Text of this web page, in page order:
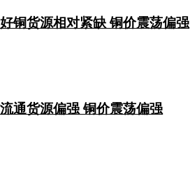
铜货源相对紧缺 铜价震荡偏强
通货源偏强 铜价震荡偏强